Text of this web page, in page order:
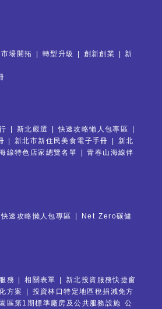
市場開拓 轉型升級 創新創業
新
新北嚴選
快速攻略懶人包專區
新北市新住民美食電子手冊
新北
線特色店家總覽名單
青春山海線伴
快速攻略懶人包專區
Net Zero碳健
務 相關表單
新北投資服務快捷窗
方案
投資林口特定地區稅捐減免方
區第1期標準廠房及公共服務設施 公